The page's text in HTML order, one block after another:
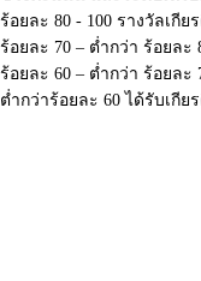
ร้อยละ 80 - 100 รางวัลเกี
ร้อยละ 70 – ต่ำกว่า ร้อยล
ร้อยละ 60 – ต่ำกว่า ร้อยล
ต่ำกว่าร้อยละ 60 ได้รับเกี